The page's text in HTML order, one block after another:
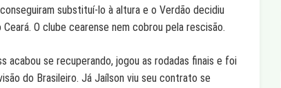
substituí-lo à altura e o Verdão decidiu
O clube cearense nem cobrou pela rescisão.
acabou se recuperando, jogou as rodadas finais e foi
do Brasileiro. Já Jaílson viu seu contrato se